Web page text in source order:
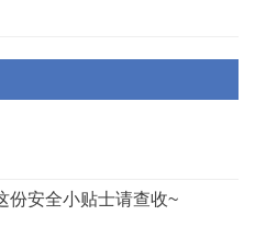
份安全小贴士请查收~